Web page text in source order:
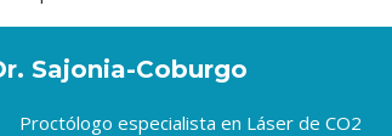
Sajonia-Coburgo
Proctólogo especialista en Láser de CO2